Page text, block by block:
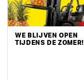
WE BLIJVEN OPEN
TIJDENS DE ZOMER!